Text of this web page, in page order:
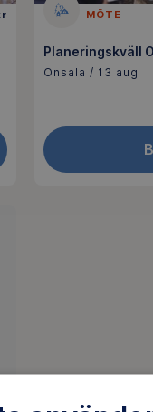
MÖTE
Planeringskväll
Onsala / 13 aug